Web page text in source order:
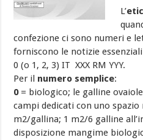
L’
confezione ci sono numeri e
forniscono le notizie
0 (o 1, 2, 3) IT XXX RM YYY.
Per il numero semplice:
0= biologico; le galline
campi dedicati con uno
m2/gallina; 1 m2/6 galline
disposizione mangime